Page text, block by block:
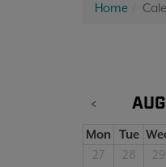
Home
<
Mon Tue
27
28 29